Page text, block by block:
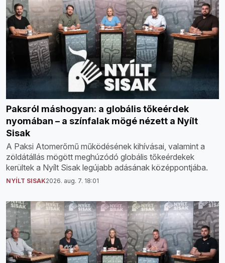
Paksról máshogyan: a globális tőkeérdek
nyomában – a színfalak mögé nézett a Nyílt
Sisak
A Paksi Atomerőmű működésének kihívásai, valamint a
zöldátállás mögött meghúzódó globális tőkeérdekek
kerültek a Nyílt Sisak legújabb adásának középpontjába.
NYÍLT SISAK2026. aug. 7. 18:01